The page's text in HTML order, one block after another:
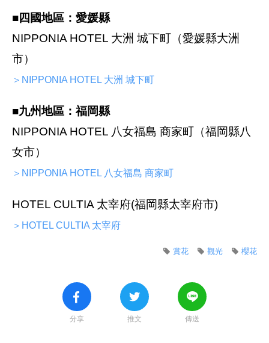
■四國地區：愛媛縣
NIPPONIA HOTEL 大洲 城下町（愛媛縣大洲
市）
＞NIPPONIA HOTEL 大洲 城下町
■九州地區：福岡縣
NIPPONIA HOTEL 八女福島 商家町（福岡縣八
女市）
＞NIPPONIA HOTEL 八女福島 商家町
HOTEL CULTIA 太宰府(福岡縣太宰府市)
＞HOTEL CULTIA 太宰府
櫻花
觀光
賞花
分享 推文 傳送